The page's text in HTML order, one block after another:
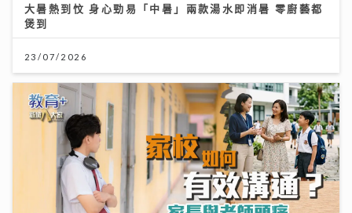
大暑熱到忟 身心勁易「中暑」兩款湯水即消暑 零廚藝都
煲到
23/07/2026